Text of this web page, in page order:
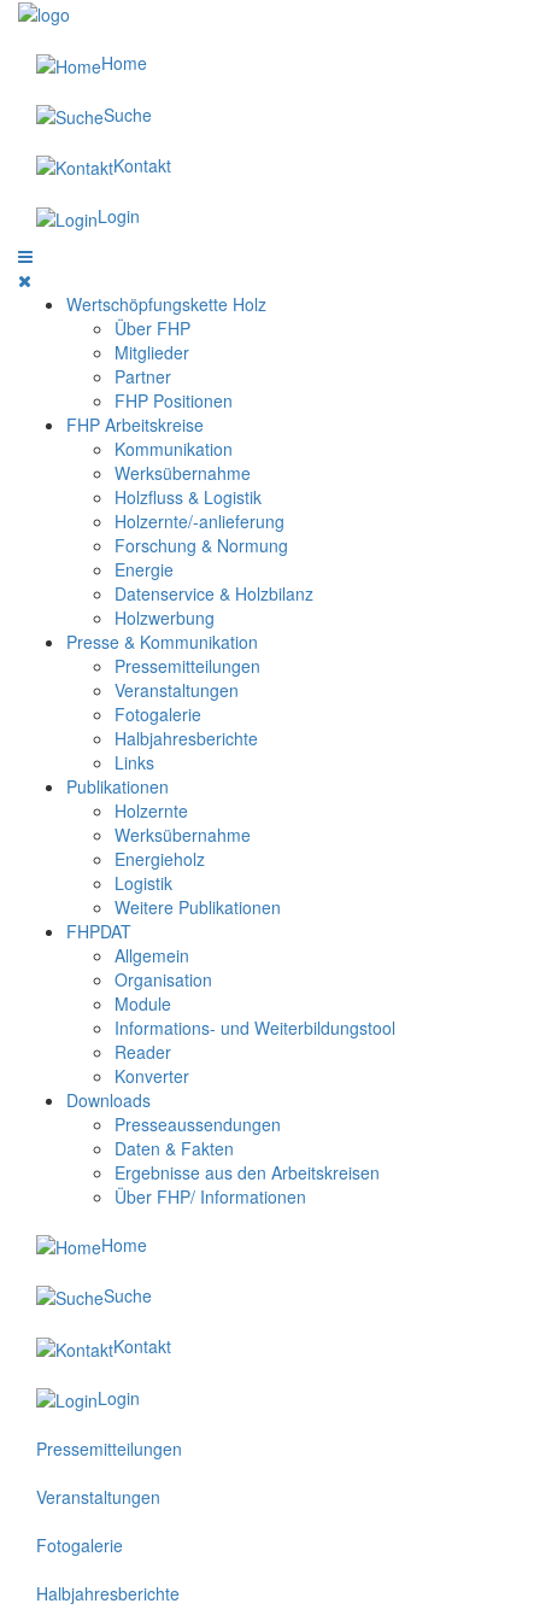
Home
Suche
Kontakt
Login
Wertschöpfungskette Holz
Über FHP
Mitglieder
Partner
FHP Positionen
FHP Arbeitskreise
Kommunikation
Werksübernahme
Holzfluss & Logistik
Holzernte/-anlieferung
Forschung & Normung
Energie
Datenservice & Holzbilanz
Holzwerbung
Presse & Kommunikation
Pressemitteilungen
Veranstaltungen
Fotogalerie
Halbjahresberichte
Links
Publikationen
Holzernte
Werksübernahme
Energieholz
Logistik
Weitere Publikationen
FHPDAT
Allgemein
Organisation
Module
Informations- und Weiterbildungstool
Reader
Konverter
Downloads
Presseaussendungen
Daten & Fakten
Ergebnisse aus den Arbeitskreisen
Über FHP/ Informationen
Home
Suche
Kontakt
Login
Pressemitteilungen
Veranstaltungen
Fotogalerie
Halbjahresberichte